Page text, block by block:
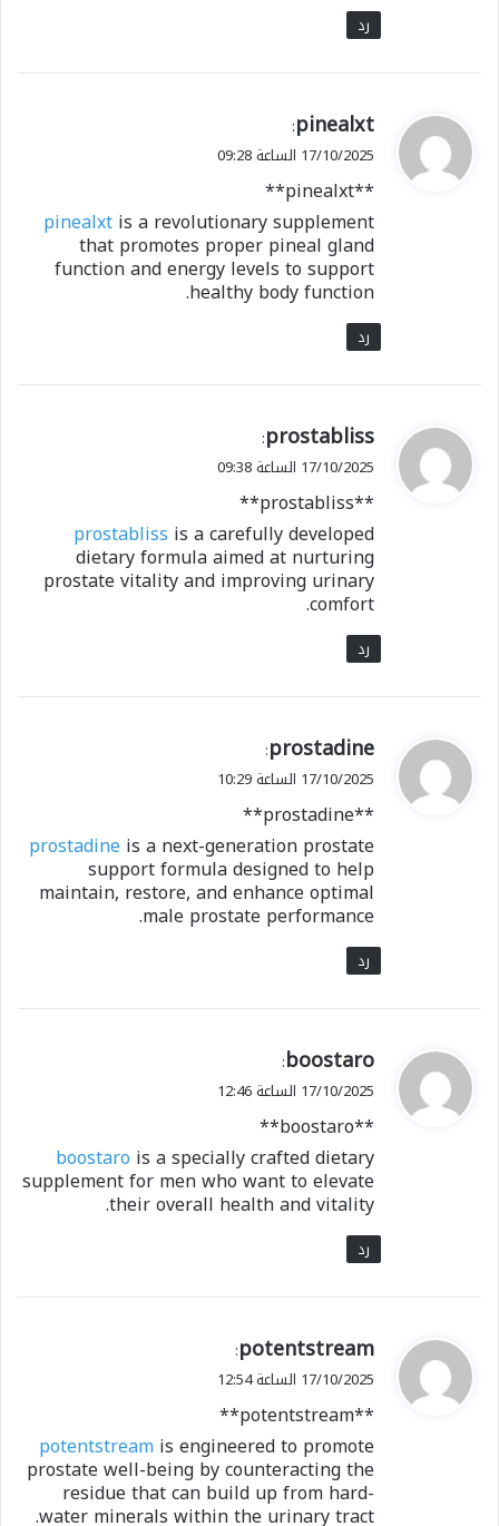
رد
ي
ق
ل
pinealxt
:
17/10/2025 الساعة 09:28
** pinealxt**
pinealxtis a revolutionary supplement
that promotes proper pineal gland
function and energy levels to support
healthy body function.
رد
ي
ق
ل
prostabliss
:
17/10/2025 الساعة 09:38
**prostabliss**
prostabliss is a carefully developed
dietary formula aimed at nurturing
prostate vitality and improving urinary
comfort.
رد
ي
ق
ل
prostadine
:
17/10/2025 الساعة 10:29
** prostadine**
prostadineis a next-generation prostate
support formula designed to help
maintain, restore, and enhance optimal
male prostate performance.
رد
ي
ق
ل
boostaro
:
17/10/2025 الساعة 12:46
** boostaro**
boostaro is a specially crafted dietary
supplement for men who want to elevate
their overall health and vitality.
رد
ي
ق
ل
potentstream
:
17/10/2025 الساعة 12:54
** potentstream**
potentstreamis engineered to promote
prostate well-being by counteracting the
residue that can build up from hard-
water minerals within the urinary tract.